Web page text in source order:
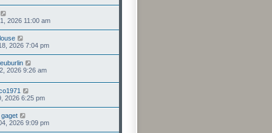
2026 11:00 am
2026 7:04 pm
2026 9:26 am
2026 6:25 pm
gaget
2026 9:09 pm